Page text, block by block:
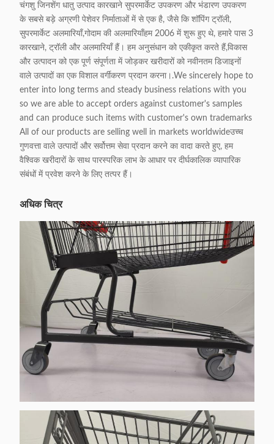
चंगशु जिनशेंग धातु उत्पाद कारखाने सुपरमार्केट उपकरण और भंडारण उपकरण
के सबसे बड़े अग्रणी पेशेवर निर्माताओं में से एक है, जैसे कि शॉपिंग ट्रॉली,
सुपरमार्केट अलमारियाँ,गोदाम की अलमारियाँहम 2006 में शुरू हुए थे, हमारे पास 3
कारखाने, ट्रॉली और अलमारियाँ हैं। हम अनुसंधान को एकीकृत करते हैं,विकास
और उत्पादन को एक पूर्ण संपूर्णता में जोड़कर खरीदारों को नवीनतम डिजाइनों
वाले उत्पादों का एक विशाल वर्गीकरण प्रदान करना।.We sincerely hope to
enter into long terms and steady business relations with you
so we are able to accept orders against customer's samples
and can produce such items with customer's own trademarks
All of our products are selling well in markets worldwideउच्च
गुणवत्ता वाले उत्पादों और सर्वोत्तम सेवा प्रदान करने का वादा करते हुए, हम
वैश्विक खरीदारों के साथ पारस्परिक लाभ के आधार पर दीर्घकालिक व्यापारिक
संबंधों में प्रवेश करने के लिए तत्पर हैं।
अधिक चित्र